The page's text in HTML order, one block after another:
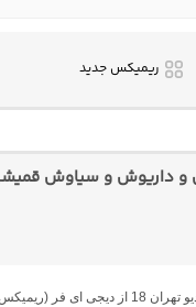
ریمیکس جدید
و داریوش و سیاوش
طولانی خفن)